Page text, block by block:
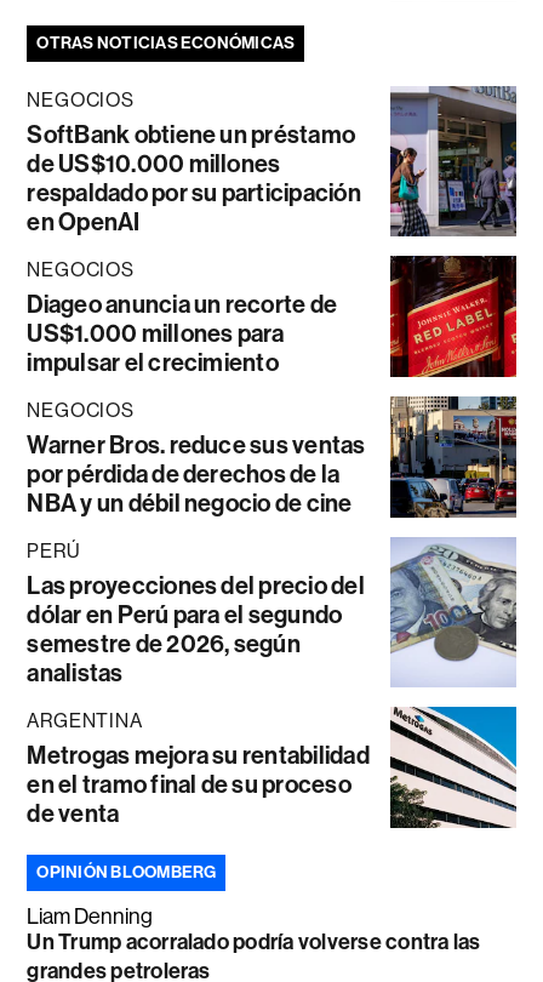
OTRAS NOTICIAS ECONÓMICAS
NEGOCIOS
SoftBank obtiene un préstamo
de US$10.000 millones
respaldado por su participación
en OpenAI
NEGOCIOS
Diageo anuncia un recorte de
US$1.000 millones para
impulsar el crecimiento
NEGOCIOS
Warner Bros. reduce sus ventas
por pérdida de derechos de la
NBA y un débil negocio de cine
PERÚ
Las proyecciones del precio del
dólar en Perú para el segundo
semestre de 2026, según
analistas
ARGENTINA
Metrogas mejora su rentabilidad
en el tramo final de su proceso
de venta
OPINIÓN BLOOMBERG
Liam Denning
Un Trump acorralado podría volverse contra las
grandes petroleras